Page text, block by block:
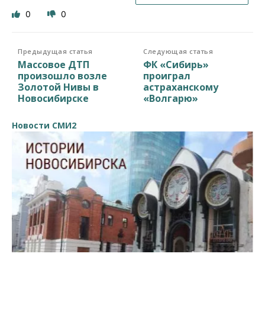
0 0
Предыдущая статья
Массовое ДТП
произошло возле
Золотой Нивы в
Новосибирске
Следующая статья
ФК «Сибирь»
проиграл
астраханскому
«Волгарю»
Новости СМИ2